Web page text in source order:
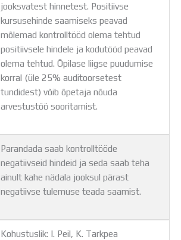
jooksvatest hinnetest. Positiivse
kursusehinde saamiseks peavad
mõlemad kontrolltööd olema tehtud
positiivsele hindele ja kodutööd peavad
olema tehtud. Õpilase liigse puudumise
korral (üle 25% auditoorsetest
tundidest) võib õpetaja nõuda
arvestustöö sooritamist.
Parandada saab kontrolltööde
negatiivseid hindeid ja seda saab teha
ainult kahe nädala jooksul pärast
negatiivse tulemuse teada saamist.
Kohustuslik: I. Peil, K. Tarkpea